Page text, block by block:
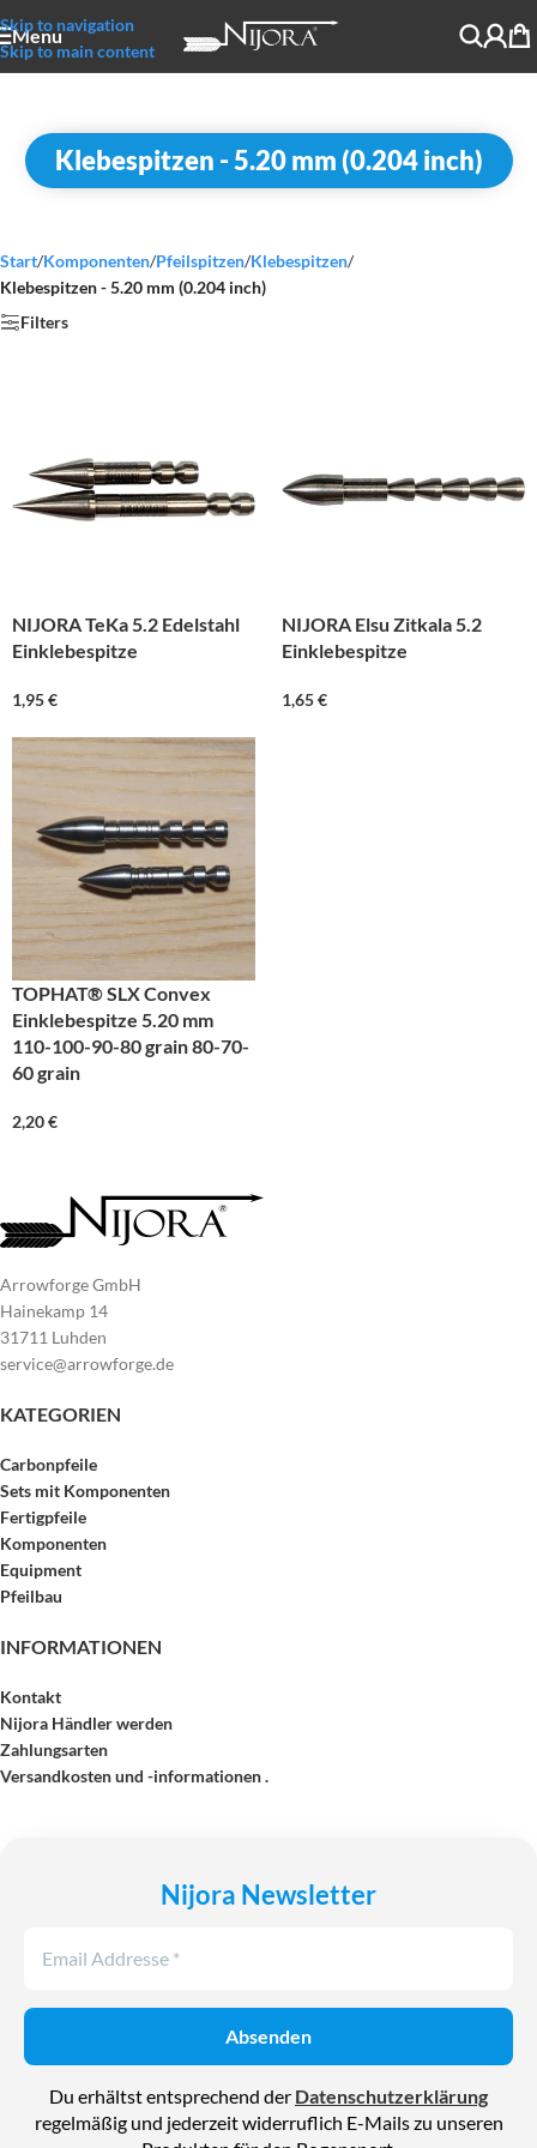
Skip to navigation
Skip to main content
Menu
Klebespitzen - 5.20 mm (0.204 inch)
Start/Komponenten/Pfeilspitzen/Klebespitzen/
Klebespitzen - 5.20 mm (0.204 inch)
Filters
NIJORA TeKa 5.2 Edelstahl
Einklebespitze
1,95€
NIJORA Elsu Zitkala 5.2
Einklebespitze
1,65€
TOPHAT® SLX Convex
Einklebespitze 5.20 mm
110-100-90-80 grain 80-70-
60 grain
2,20€
Arrowforge GmbH
Hainekamp 14
31711 Luhden
service@arrowforge.de
KATEGORIEN
Carbonpfeile
Sets mit Komponenten
Fertigpfeile
Komponenten
Equipment
Pfeilbau
INFORMATIONEN
Kontakt
Nijora Händler werden
Zahlungsarten
Versandkosten und -informationen .
Nijora Newsletter
Du erhältst entsprechend der Datenschutzerklärung
regelmäßig und jederzeit widerruflich E-Mails zu unseren